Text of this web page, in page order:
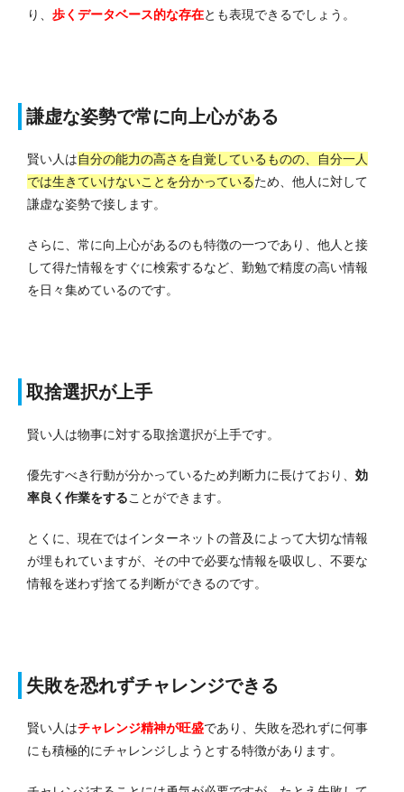
り、 歩くデータベース的な存在とも表現できるでしょう。
謙虚な姿勢で常に向上心がある
賢い人は自分の能力の高さを自覚しているものの、自分一人
では生きていけないことを分かっているため、他人に対して
謙虚な姿勢で接します。
さらに、常に向上心があるのも特徴の一つであり、他人と接
して得た情報をすぐに検索するなど、勤勉で精度の高い情報
を日々集めているのです。
取捨選択が上手
賢い人は物事に対する取捨選択が上手です。
優先すべき行動が分かっているため判断力に長けており、 効
率良く作業をすることができます。
とくに、現在ではインターネットの普及によって大切な情報
が埋もれていますが、その中で必要な情報を吸収し、不要な
情報を迷わず捨てる判断ができるのです。
失敗を恐れずチャレンジできる
賢い人はチャレンジ精神が旺盛であり、失敗を恐れずに何事
にも積極的にチャレンジしようとする特徴があります。